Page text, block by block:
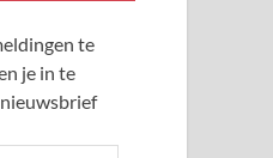
te
je in te